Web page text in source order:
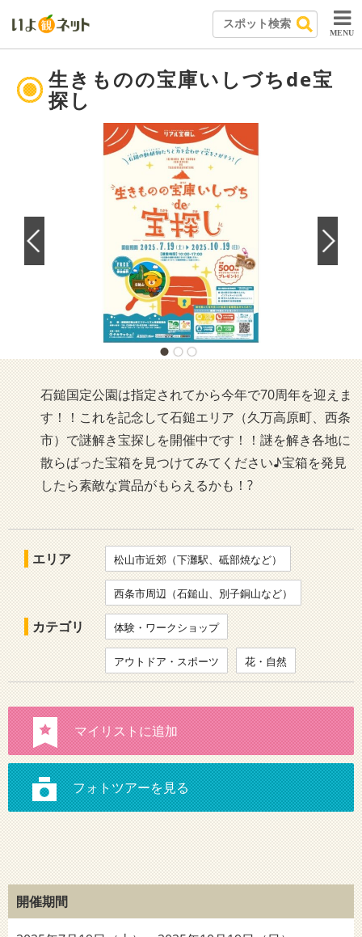
MENU
生きものの宝庫いしづちde宝
探し
石鎚国定公園は指定されてから今年で70周年を迎えま
す！！これを記念して石鎚エリア（久万高原町、西条
市）で謎解き宝探しを開催中です！！謎を解き各地に
散らばった宝箱を見つけてみてください♪宝箱を発見
したら素敵な賞品がもらえるかも！?
エリア 松山市近郊（下灘駅、砥部焼など）
西条市周辺（石鎚山、別子銅山など）
カテゴリ 体験・ワークショップ
アウトドア・スポーツ 花・自然
開催期間